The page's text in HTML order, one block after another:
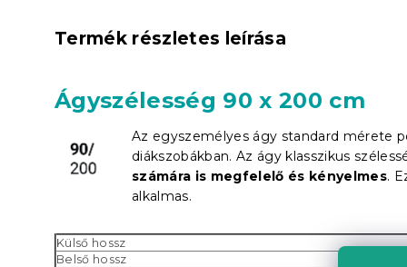
Termék részletes leírása
Ágyszélesség 90 x 200 cm
Az egyszemélyes ágy standard mérete
diákszobákban. Az ágy klasszikus
számára is megfelelő és kényelmes.
alkalmas.
Külső hossz
Belső hossz